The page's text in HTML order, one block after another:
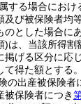
する場合におけ
及び被保険者均
のとした場合に
)は、当該所得割
掲げる区分に応
得た額とする。
の出産被保険者
保険者につき